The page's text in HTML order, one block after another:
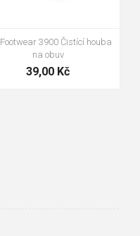
Footwear 3102 Tkaničky
ploché
18,70 Kč